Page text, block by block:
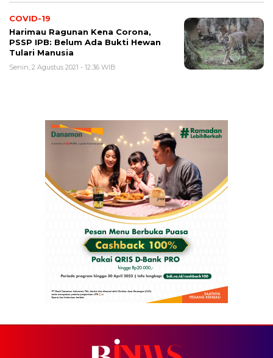
COVID-19
Harimau Ragunan Kena Corona,
PSSP IPB: Belum Ada Bukti Hewan
Tulari Manusia
Senin, 2 Agustus 2021 - 12:36 WIB